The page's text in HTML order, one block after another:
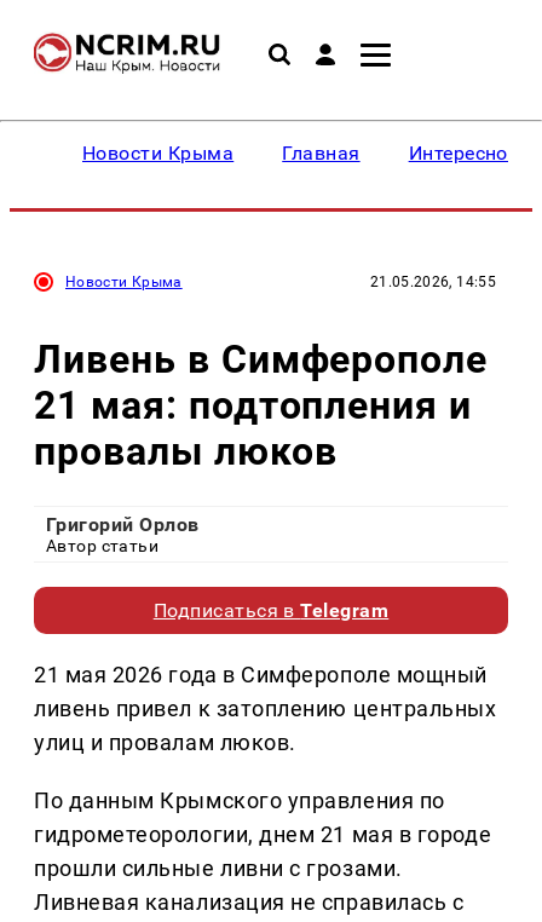
Новости Крыма Главная Интересное
Новости Крыма 21.05.2026, 14:55
Ливень в Симферополе
21 мая: подтопления и
провалы люков
Григорий Орлов
Автор статьи
Подписаться вTelegram
21 мая 2026 года в Симферополе мощный
ливень привел к затоплению центральных
улиц и провалам люков.
По данным Крымского управления по
гидрометеорологии, днем 21 мая в городе
прошли сильные ливни с грозами.
Ливневая канализация не справилась с